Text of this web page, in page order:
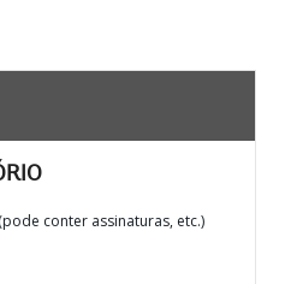
conter assinaturas, etc.)